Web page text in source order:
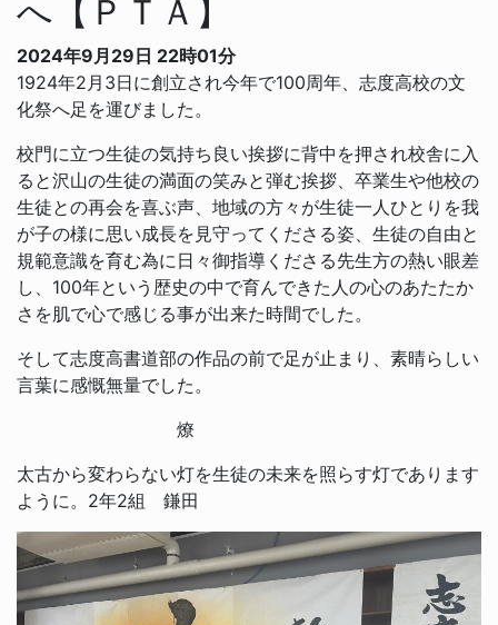
へ【ＰＴＡ】
2024年9月29日 22時01分
1924年2月3日に創立され今年で100周年、志度高校の文
化祭へ足を運びました。
校門に立つ生徒の気持ち良い挨拶に背中を押され校舎に入
ると沢山の生徒の満面の笑みと弾む挨拶、卒業生や他校の
生徒との再会を喜ぶ声、地域の方々が生徒一人ひとりを我
が子の様に思い成長を見守ってくださる姿、生徒の自由と
規範意識を育む為に日々御指導くださる先生方の熱い眼差
し、100年という歴史の中で育んできた人の心のあたたか
さを肌で心で感じる事が出来た時間でした。
そして志度高書道部の作品の前で足が止まり、素晴らしい
言葉に感慨無量でした。
燎
太古から変わらない灯を生徒の未来を照らす灯であります
ように。2年2組 鎌田